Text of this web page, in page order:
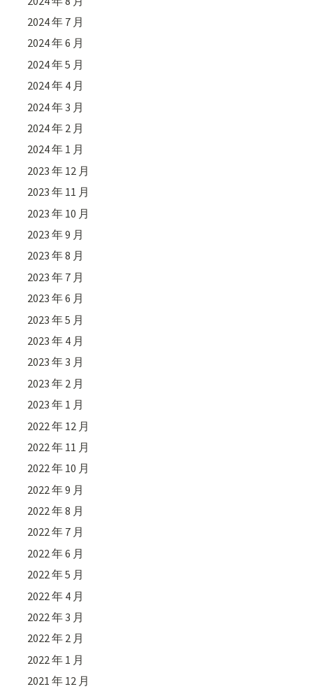
2024 年 7 月
2024 年 6 月
2024 年 5 月
2024 年 4 月
2024 年 3 月
2024 年 2 月
2024 年 1 月
2023 年 12 月
2023 年 11 月
2023 年 10 月
2023 年 9 月
2023 年 8 月
2023 年 7 月
2023 年 6 月
2023 年 5 月
2023 年 4 月
2023 年 3 月
2023 年 2 月
2023 年 1 月
2022 年 12 月
2022 年 11 月
2022 年 10 月
2022 年 9 月
2022 年 8 月
2022 年 7 月
2022 年 6 月
2022 年 5 月
2022 年 4 月
2022 年 3 月
2022 年 2 月
2022 年 1 月
2021 年 12 月